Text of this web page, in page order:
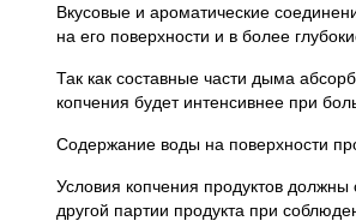
Вкусовые и ароматические
на его поверхности и в более
Так как составные части дыма
копчения будет интенсивнее при
Содержание воды на поверхности
Условия копчения продуктов должны
другой партии продукта при